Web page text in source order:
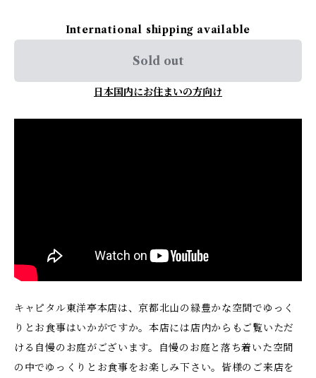
International shipping available
Sold out
日本国内にお住まいの方向け
キャピタル東洋亭本店は、京都北山の緑豊かな空間でゆっく
りとお食事はいかがですか。本店には店内からもご覧いただ
ける自慢のお庭がございます。自慢のお庭と落ち着いた空間
の中でゆっくりとお食事をお楽しみ下さい。皆様のご来店を